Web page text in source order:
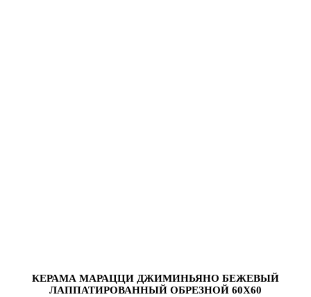
КЕРАМА МАРАЦЦИ ДЖИМИНЬЯНО БЕЖЕВЫЙ
ЛАППАТИРОВАННЫЙ ОБРЕЗНОЙ 60Х60